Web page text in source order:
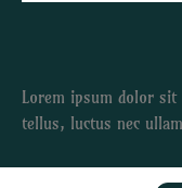
Lorem ipsum dolor sit
tellus, luctus nec